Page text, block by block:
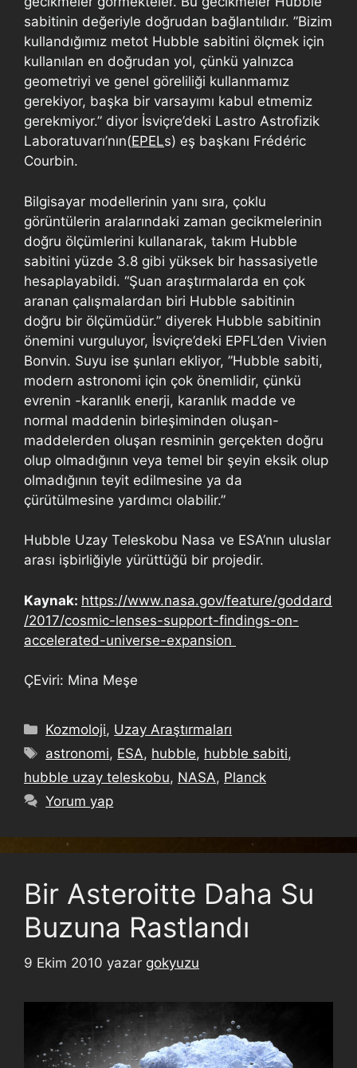
sabitinin değeriyle doğrudan bağlantılıdır. ”Bizim
kullandığımız metot Hubble sabitini ölçmek için
kullanılan en doğrudan yol, çünkü yalnızca
geometriyi ve genel göreliliği kullanmamız
gerekiyor, başka bir varsayımı kabul etmemiz
gerekmiyor.” diyor İsviçre’deki Lastro Astrofizik
Laboratuvarı’nın(EPELs) eş başkanı Frédéric
Courbin.
Bilgisayar modellerinin yanı sıra, çoklu
görüntülerin aralarındaki zaman gecikmelerinin
doğru ölçümlerini kullanarak, takım Hubble
sabitini yüzde 3.8 gibi yüksek bir hassasiyetle
hesaplayabildi. “Şuan araştırmalarda en çok
aranan çalışmalardan biri Hubble sabitinin
doğru bir ölçümüdür.” diyerek Hubble sabitinin
önemini vurguluyor, İsviçre’deki EPFL’den Vivien
Bonvin. Suyu ise şunları ekliyor, ”Hubble sabiti,
modern astronomi için çok önemlidir, çünkü
evrenin -karanlık enerji, karanlık madde ve
normal maddenin birleşiminden oluşan-
maddelerden oluşan resminin gerçekten doğru
olup olmadığının veya temel bir şeyin eksik olup
olmadığının teyit edilmesine ya da
çürütülmesine yardımcı olabilir.”
Hubble Uzay Teleskobu Nasa ve ESA’nın uluslar
arası işbirliğiyle yürüttüğü bir projedir.
Kaynak: https://www.nasa.gov/feature/goddard
/2017/cosmic-lenses-support-findings-on-
accelerated-universe-expansion
ÇEviri: Mina Meşe
Kozmoloji, Uzay Araştırmaları
astronomi, ESA, hubble, hubble sabiti,
hubble uzay teleskobu, NASA, Planck
Yorum yap
Bir Asteroitte Daha Su
Buzuna Rastlandı
9 Ekim 2010 yazar gokyuzu